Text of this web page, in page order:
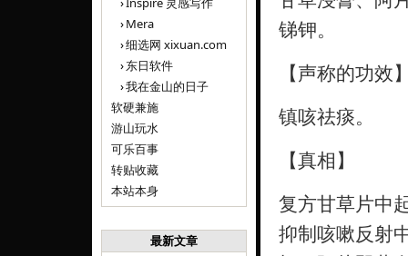
Mera
细选网 xixuan.com
东日软件
我在金山的日子
软硬兼施
游山玩水
可乐百事
转贴收藏
本站本身
最新文章
锑钾。
【声称的功效
镇咳祛痰。
【真相】
复方甘草片中
抑制咳嗽反射